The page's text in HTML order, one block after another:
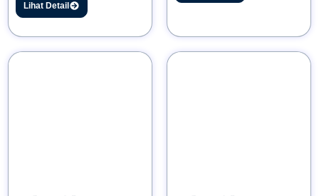
Lihat Detail